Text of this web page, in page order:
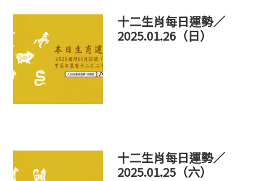
十二生肖每日運勢／
2025.01.26（日）
十二生肖每日運勢／
2025.01.25（六）